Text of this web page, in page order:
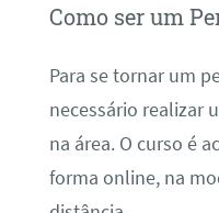
Como ser um
Para se tornar um
necessário realizar
na área. O curso é
forma online, na